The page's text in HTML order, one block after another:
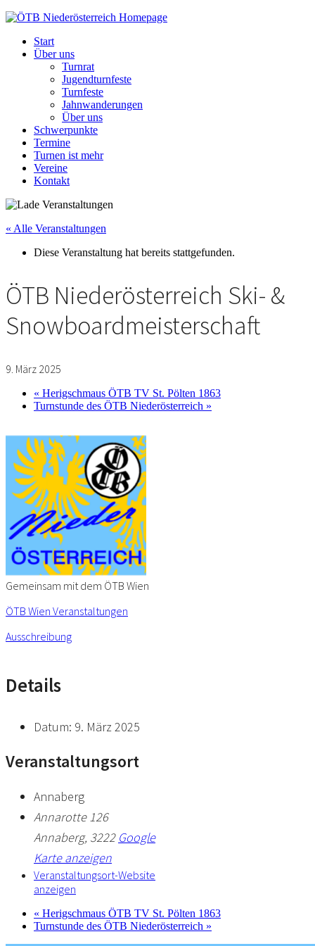
ÖTB
Start
Über uns
Turnrat
Jugendturnfeste
Turnfeste
Jahnwanderungen
Über uns
Schwerpunkte
Termine
Turnen ist mehr
Vereine
Kontakt
« Alle Veranstaltungen
Diese Veranstaltung hat bereits stattgefunden.
ÖTB Niederösterreich Ski- &
Snowboardmeisterschaft
9. März 2025
« Herigschmaus ÖTB TV St. Pölten 1863
Turnstunde des ÖTB Niederösterreich »
Gemeinsam mit dem ÖTB Wien
ÖTB Wien Veranstaltungen
Ausschreibung
Details
Datum: 9. März 2025
Veranstaltungsort
Annaberg
Annarotte 126
Annaberg, 3222 Google
Karte anzeigen
Veranstaltungsort-Website
anzeigen
« Herigschmaus ÖTB TV St. Pölten 1863
Turnstunde des ÖTB Niederösterreich »